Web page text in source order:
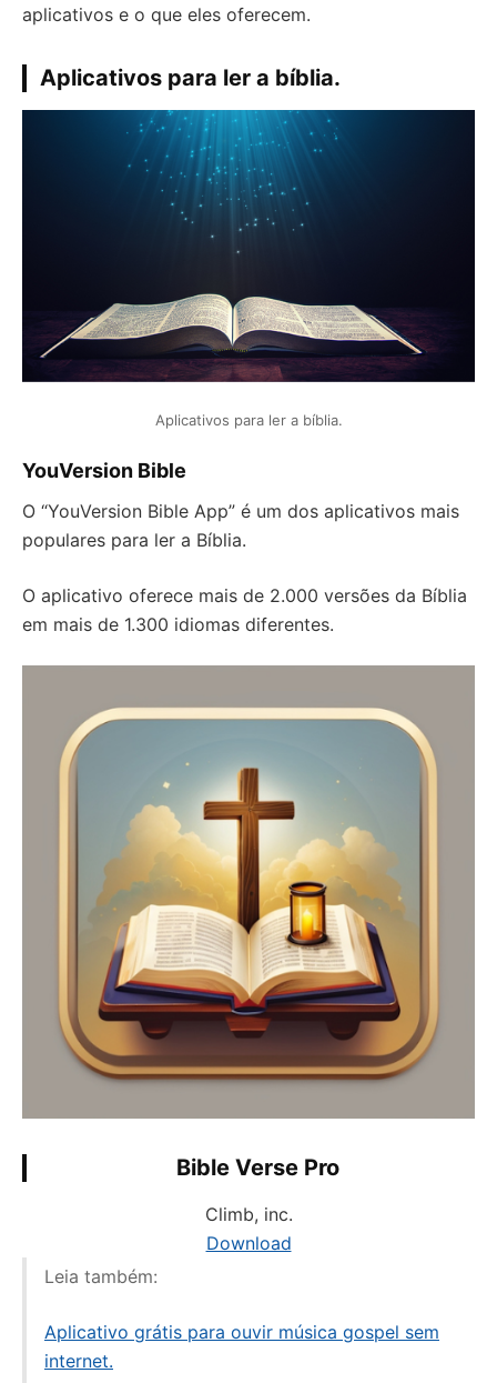
aplicativos e o que eles oferecem.
Aplicativos para ler a bíblia.
Aplicativos para ler a bíblia.
YouVersion Bible
O “YouVersion Bible App” é um dos aplicativos mais
populares para ler a Bíblia.
O aplicativo oferece mais de 2.000 versões da Bíblia
em mais de 1.300 idiomas diferentes.
Bible Verse Pro
Climb, inc.
Download
Leia também:
Aplicativo grátis para ouvir música gospel sem
internet.